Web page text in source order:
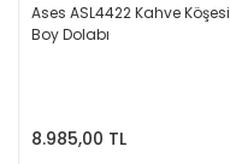
Ases ASL4422 Kahve Köşesi
Boy Dolabı
8.985,00 TL